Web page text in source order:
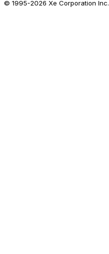
© 1995-2026 Xe Corporation Inc.